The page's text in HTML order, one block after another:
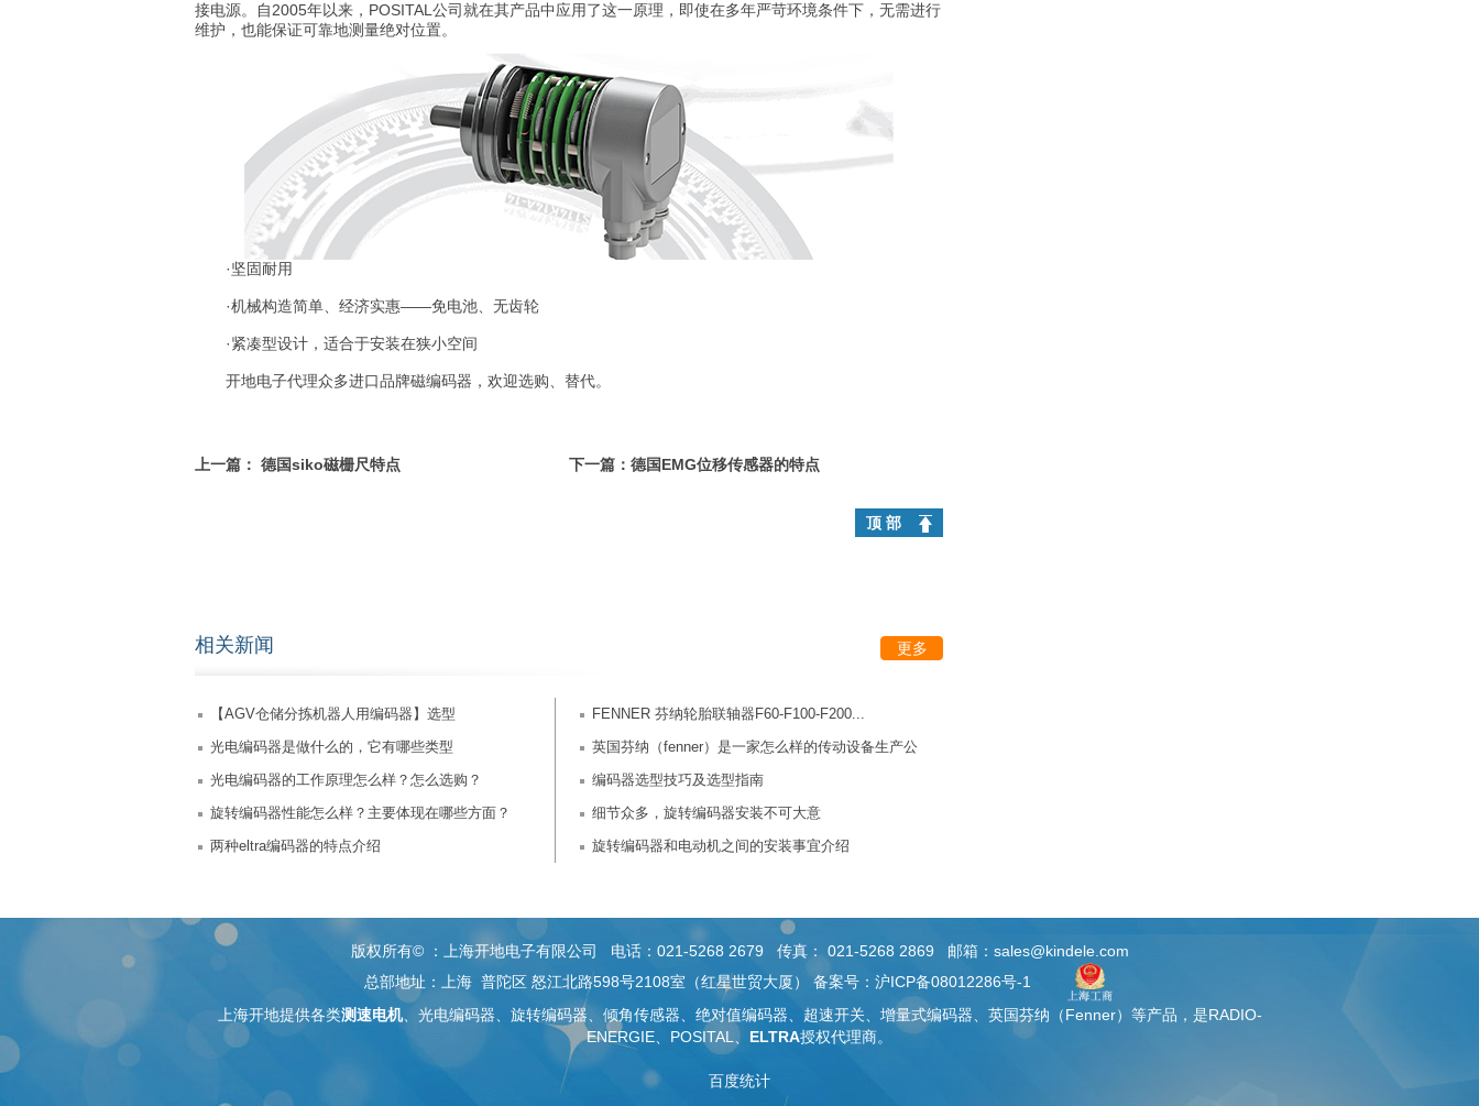
接电源。自2005年以来，POSITAL公司就在其产品中应用了这一原理，即使在多年严苛环境条件下，无需进行
维护，也能保证可靠地测量绝对位置。
·坚固耐用
·机械构造简单、经济实惠——免电池、无齿轮
·紧凑型设计，适合于安装在狭小空间
开地电子代理众多进口品牌磁编码器，欢迎选购、替代。
上一篇： 德国siko磁栅尺特点 下一篇： 德国EMG位移传感器的特点
顶 部
相关新闻 更多
【AGV仓储分拣机器人用编码器】选型
FENNER 芬纳轮胎联轴器F60-F100-F200...
光电编码器是做什么的，它有哪些类型
英国芬纳（fenner）是一家怎么样的传动设备生产公
司？
光电编码器的工作原理怎么样？怎么选购？
编码器选型技巧及选型指南
旋转编码器性能怎么样？主要体现在哪些方面？
细节众多，旋转编码器安装不可大意
两种eltra编码器的特点介绍
旋转编码器和电动机之间的安装事宜介绍
版权所有© ：上海开地电子有限公司 电话：021-5268 2679 传真： 021-5268 2869 邮箱：sales@kindele.com
总部地址：上海 普陀区 怒江北路598号2108室（红星世贸大厦） 备案号： 沪ICP备08012286号-1
上海开地提供各类测速电机、 光电编码器 、旋转编码器、 倾角传感器 、绝对值编码器、 超速开关、 增量式编码器 、英国芬纳（Fenner）等产品，是RADIO-
ENERGIE、POSITAL、 ELTRA授权代理商。
百度统计